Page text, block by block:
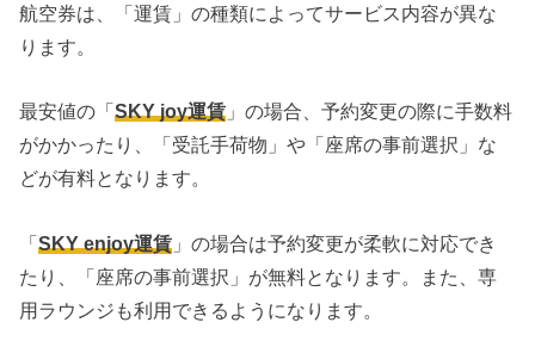
航空券は、「運賃」の種類によってサービス内容が異な
ります。
最安値の「SKY joy運賃 」の場合、予約変更の際に手数料
がかかったり、「受託手荷物」や「座席の事前選択」な
どが有料となります。
「SKY enjoy運賃 」の場合は予約変更が柔軟に対応でき
たり、「座席の事前選択」が無料となります。また、専
用ラウンジも利用できるようになります。